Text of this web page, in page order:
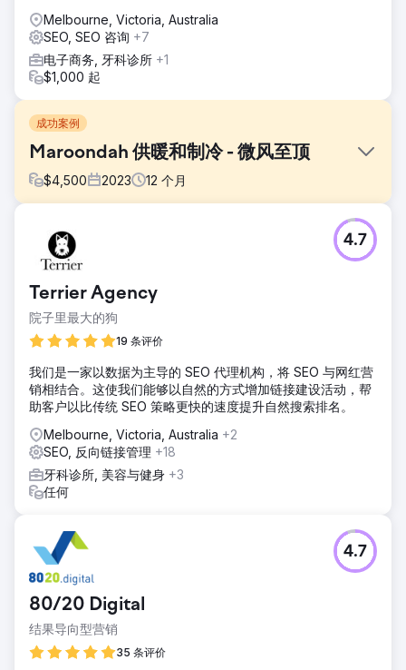
Melbourne, Victoria, Australia
SEO, SEO 咨询 +7
电子商务, 牙科诊所 +1
$1,000 起
成功案例
Maroondah 供暖和制冷 - 微风至顶
$4,500 2023 12 个月
Maroondah Heating & Cooling 希望通过关注内容、通过博
客部分定位相关的长尾术语来提高其数字形象，而博客部分的
量，从而促进潜在客户的产生。
解决方案
•内容审核：识别并纠正内容衰退并合并蚕食内容以加强搜索
索词，以指导内容创建。 •内容创建：开发满足特定需求的内
容。
成功定位信息内容以建立权威并为更具竞争力的关键词获得更
高的排名。
Terrier Agency
院子里最大的狗
19 条评价
4.7
我们是一家以数据为主导的 SEO 代理机构，将 SEO 与网红营
销相结合。这使我们能够以自然的方式增加链接建设活动，帮
助客户以比传统 SEO 策略更快的速度提升自然搜索排名。
Melbourne, Victoria, Australia +2
SEO, 反向链接管理 +18
牙科诊所, 美容与健身 +3
任何
80/20 Digital
结果导向型营销
35 条评价
4.7